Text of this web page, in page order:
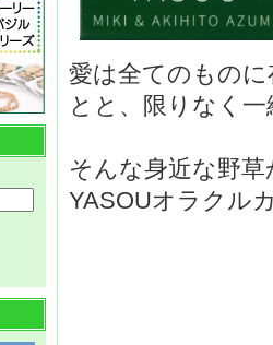
愛は全てのもの
とと、限りなく
そんな身近な野
YASOUオラクル